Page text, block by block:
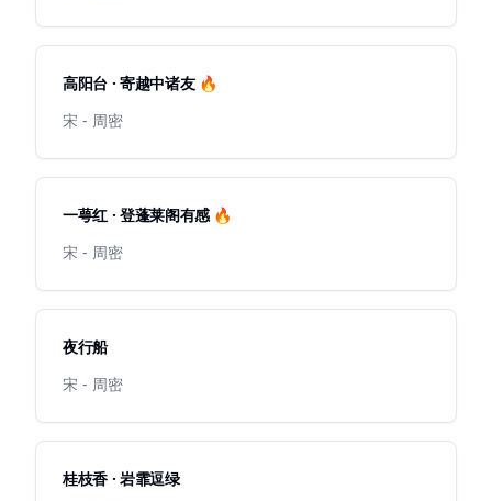
高阳台 · 寄越中诸友 🔥
宋 - 周密
一萼红 · 登蓬莱阁有感 🔥
宋 - 周密
夜行船
宋 - 周密
桂枝香 · 岩霏逗绿